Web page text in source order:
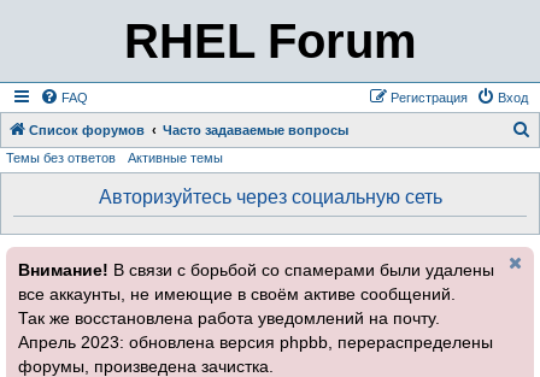
RHEL Forum
FAQ Вход
Регистрация
Список форумов Часто задаваемые вопросы
Темы без ответов Активные темы
Авторизуйтесь через социальную сеть
Внимание! В связи с борьбой со спамерами были удалены
все аккаунты, не имеющие в своём активе сообщений.
Так же восстановлена работа уведомлений на почту.
Апрель 2023: обновлена версия phpbb, перераспределены
форумы, произведена зачистка.